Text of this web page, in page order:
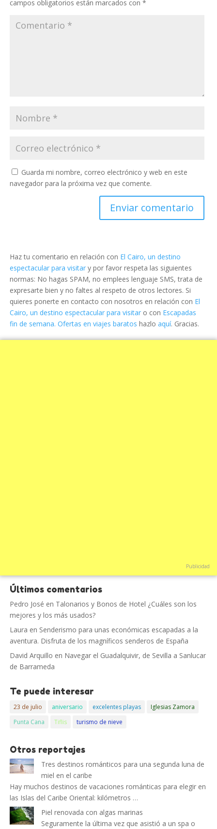
campos obligatorios están marcados con *
Guarda mi nombre, correo electrónico y web en este
navegador para la próxima vez que comente.
Haz tu comentario en relación con El Cairo, un destino
espectacular para visitar y por favor respeta las siguientes
normas: No hagas SPAM, no emplees lenguaje SMS, trata de
expresarte bien y no faltes al respeto de otros lectores. Si
quieres ponerte en contacto con nosotros en relación con El
Cairo, un destino espectacular para visitar o con Escapadas
fin de semana. Ofertas en viajes baratos hazlo aquí. Gracias.
Publicidad
Últimos comentarios
Pedro José en Talonarios y Bonos de Hotel ¿Cuáles son los
mejores y los más usados?
Laura en Senderismo para unas económicas escapadas a la
aventura. Disfruta de los magníficos senderos de España
David Arquillo en Navegar el Guadalquivir, de Sevilla a Sanlucar
de Barrameda
Te puede interesar
23 de julio aniversario excelentes playas
Iglesias Zamora
Punta Cana
Tiflis turismo de nieve
Otros reportajes
Tres destinos románticos para una segunda luna de
miel en el caribe
Hay muchos destinos de vacaciones románticas para elegir en
las Islas del Caribe Oriental: kilómetros …
Piel renovada con algas marinas
Seguramente la última vez que asistió a un spa o